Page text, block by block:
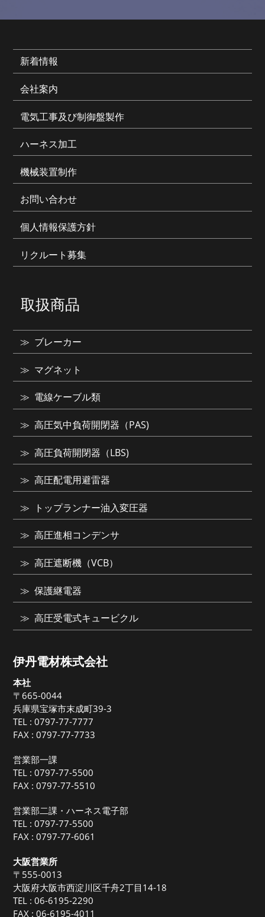
伊丹電材株式会社
本社
〒665-0044
兵庫県宝塚市末成町39-3
TEL :0797-77-7777
FAX : 0797-77-7733
営業部一課
TEL :0797-77-5500
FAX : 0797-77-5510
営業部二課・ハーネス電子部
TEL :0797-77-5500
FAX : 0797-77-6061
大阪営業所
〒555-0013
大阪府大阪市西淀川区千舟2丁目14-18
TEL :06-6195-2290
FAX : 06-6195-4011
新着情報
会社案内
電気工事及び制御盤製作
ハーネス加工
機械装置制作
お問い合わせ
個人情報保護方針
リクルート募集
取扱商品
ブレーカー
マグネット
電線ケーブル類
高圧気中負荷開閉器（PAS)
高圧負荷開閉器（LBS)
高圧配電用避雷器
トップランナー油入変圧器
高圧進相コンデンサ
高圧遮断機（VCB）
保護継電器
高圧受電式キュービクル